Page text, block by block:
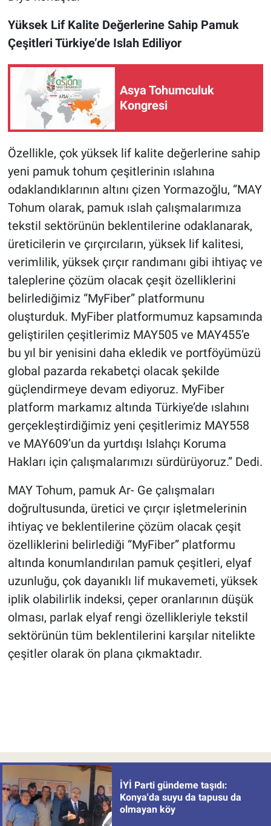
Yüksek Lif Kalite Değerlerine Sahip Pamuk
Çeşitleri Türkiye’de Islah Ediliyor
Asya Tohumculuk
Kongresi
Özellikle, çok yüksek lif kalite değerlerine sahip
yeni pamuk tohum çeşitlerinin ıslahına
odaklandıklarının altını çizen Yormazoğlu, “MAY
Tohum olarak, pamuk ıslah çalışmalarımıza
tekstil sektörünün beklentilerine odaklanarak,
üreticilerin ve çırçırcıların, yüksek lif kalitesi,
verimlilik, yüksek çırçır randımanı gibi ihtiyaç ve
taleplerine çözüm olacak çeşit özelliklerini
belirlediğimiz “MyFiber” platformunu
oluşturduk. MyFiber platformumuz kapsamında
geliştirilen çeşitlerimiz MAY505 ve MAY455’e
bu yıl bir yenisini daha ekledik ve portföyümüzü
global pazarda rekabetçi olacak şekilde
güçlendirmeye devam ediyoruz. MyFiber
platform markamız altında Türkiye’de ıslahını
gerçekleştirdiğimiz yeni çeşitlerimiz MAY558
ve MAY609’un da yurtdışı Islahçı Koruma
Hakları için çalışmalarımızı sürdürüyoruz.” Dedi.
MAY Tohum, pamuk Ar- Ge çalışmaları
doğrultusunda, üretici ve çırçır işletmelerinin
ihtiyaç ve beklentilerine çözüm olacak çeşit
özelliklerini belirlediği “MyFiber” platformu
altında konumlandırılan pamuk çeşitleri, elyaf
uzunluğu, çok dayanıklı lif mukavemeti, yüksek
iplik olabilirlik indeksi, çeper oranlarının düşük
olması, parlak elyaf rengi özellikleriyle tekstil
sektörünün tüm beklentilerini karşılar nitelikte
çeşitler olarak ön plana çıkmaktadır.
İYİ Parti gündeme taşıdı:
Konya'da suyu da tapusu da
olmayan köy